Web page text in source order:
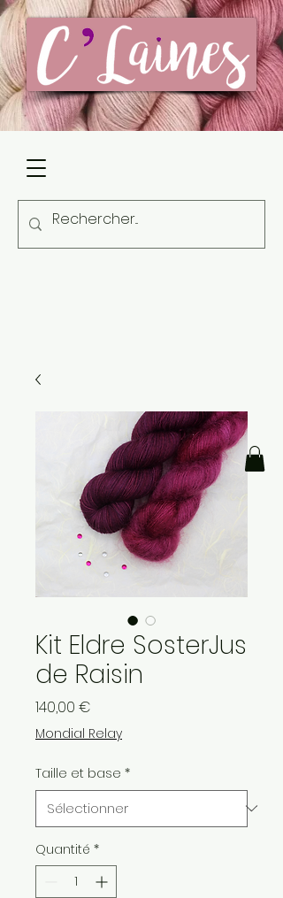
Kit Eldre SosterJus
de Raisin
140,00 €
Mondial Relay
Taille et base *
Quantité *